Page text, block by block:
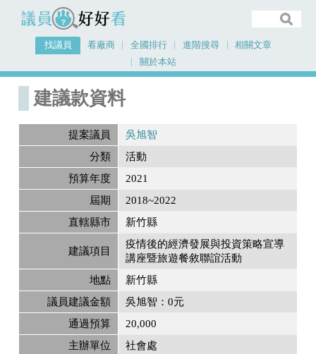
議員好好看
找議員 看廠商 全國排行 進階搜尋
相關文章
關於本站
首頁
建議款資料
提案議員
吳旭智
分類
活動
預算年度
2021
屆期
2018~2022
直轄縣市
新竹縣
建議項目
疫情後的經濟發展與投資策略宣導
講座暨旅遊餐敘聯誼活動
地點
新竹縣
議員建議金額
吳旭智：0元
通過預算
20,000
主辦單位
社會處